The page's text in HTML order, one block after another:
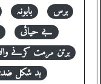
بابونہ
برس
بے حیائی
برتن مرمت کرنے
بد شکل